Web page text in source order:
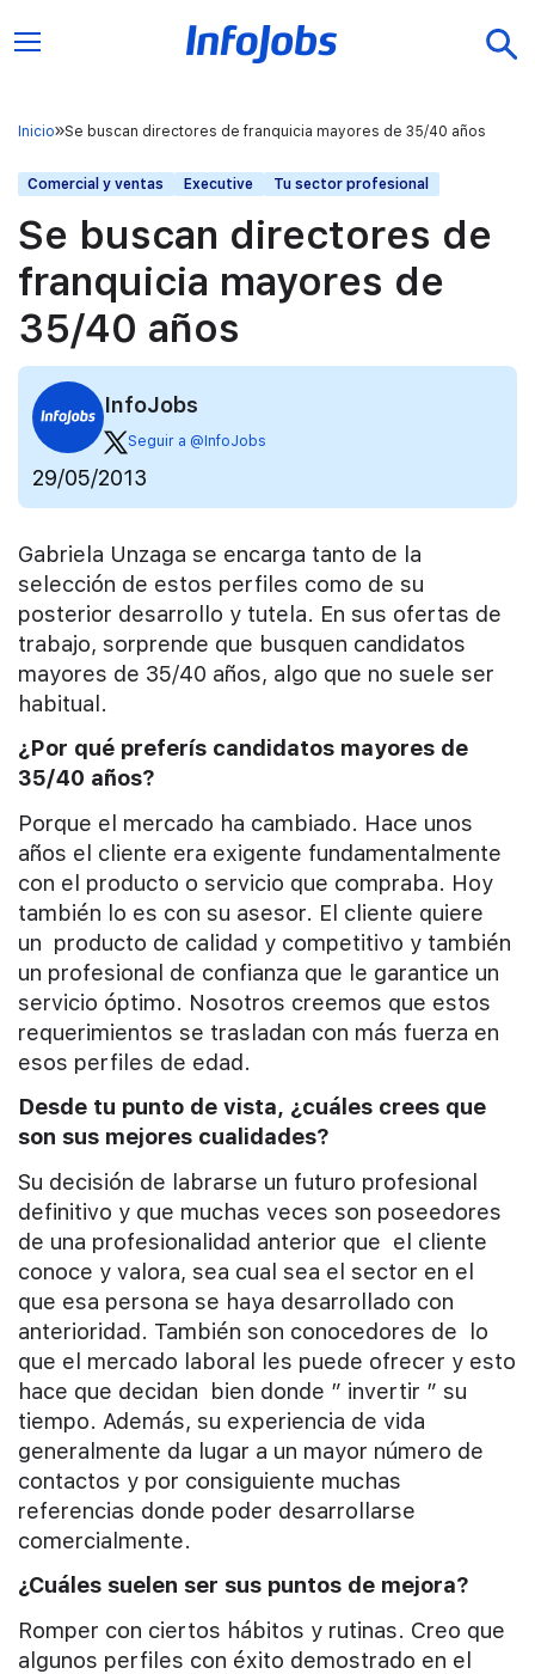
Inicio Se buscan directores de franquicia mayores de 35/40 años
Comercial y ventas Executive Tu sector profesional
Se buscan directores de
franquicia mayores de
35/40 años
InfoJobs
Seguir a @InfoJobs
29/05/2013
Gabriela Unzaga se encarga tanto de la
selección de estos perfiles como de su
posterior desarrollo y tutela. En sus ofertas de
trabajo, sorprende que busquen candidatos
mayores de 35/40 años, algo que no suele ser
habitual.
¿Por qué preferís candidatos mayores de
35/40 años?
Porque el mercado ha cambiado. Hace unos
años el cliente era exigente fundamentalmente
con el producto o servicio que compraba. Hoy
también lo es con su asesor. El cliente quiere
un producto de calidad y competitivo y también
un profesional de confianza que le garantice un
servicio óptimo. Nosotros creemos que estos
requerimientos se trasladan con más fuerza en
esos perfiles de edad.
Desde tu punto de vista, ¿cuáles crees que
son sus mejores cualidades?
Su decisión de labrarse un futuro profesional
definitivo y que muchas veces son poseedores
de una profesionalidad anterior que el cliente
conoce y valora, sea cual sea el sector en el
que esa persona se haya desarrollado con
anterioridad. También son conocedores de lo
que el mercado laboral les puede ofrecer y esto
hace que decidan bien donde ” invertir ” su
tiempo. Además, su experiencia de vida
generalmente da lugar a un mayor número de
contactos y por consiguiente muchas
referencias donde poder desarrollarse
comercialmente.
¿Cuáles suelen ser sus puntos de mejora?
Romper con ciertos hábitos y rutinas. Creo que
algunos perfiles con éxito demostrado en el